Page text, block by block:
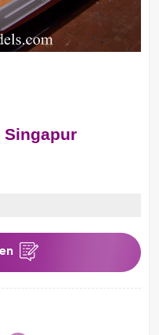
Singapur